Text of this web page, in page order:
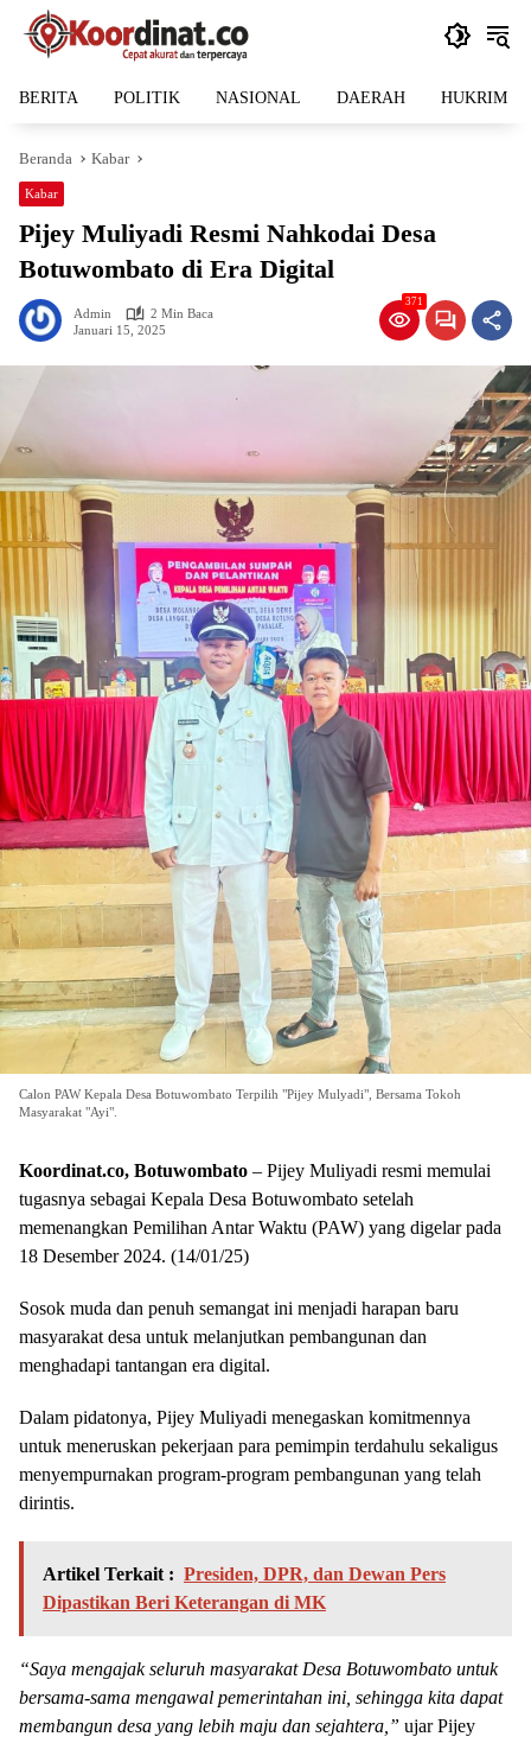
Langsung
BERITA POLITIK NASIONAL DAERAH HUKRIM
Beranda Kabar
Kabar
Pijey Muliyadi Resmi Nahkodai Desa
Botuwombato di Era Digital
Admin
2 Min Baca
Januari 15, 2025
371
Calon PAW Kepala Desa Botuwombato Terpilih "Pijey Mulyadi", Bersama Tokoh
Masyarakat "Ayi".
Koordinat.co, Botuwombato – Pijey Muliyadi resmi memulai
tugasnya sebagai Kepala Desa Botuwombato setelah
memenangkan Pemilihan Antar Waktu (PAW) yang digelar pada
18 Desember 2024. (14/01/25)
Sosok muda dan penuh semangat ini menjadi harapan baru
masyarakat desa untuk melanjutkan pembangunan dan
menghadapi tantangan era digital.
Dalam pidatonya, Pijey Muliyadi menegaskan komitmennya
untuk meneruskan pekerjaan para pemimpin terdahulu sekaligus
menyempurnakan program-program pembangunan yang telah
dirintis.
Artikel Terkait : Presiden, DPR, dan Dewan Pers
Dipastikan Beri Keterangan di MK
“Saya mengajak seluruh masyarakat Desa Botuwombato untuk
bersama-sama mengawal pemerintahan ini, sehingga kita dapat
membangun desa yang lebih maju dan sejahtera,” ujar Pijey